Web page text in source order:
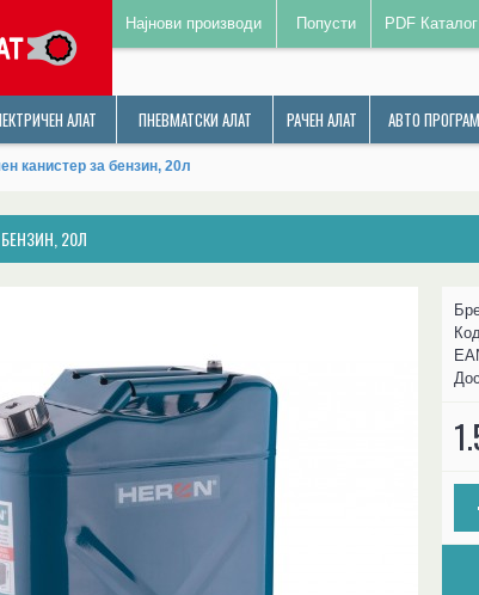
Најнови производи Попусти PDF Каталог
АЛАТ ПНЕВМАТСКИ АЛАТ РАЧЕН АЛАТ АВТО
канистер за бензин, 20л
20Л